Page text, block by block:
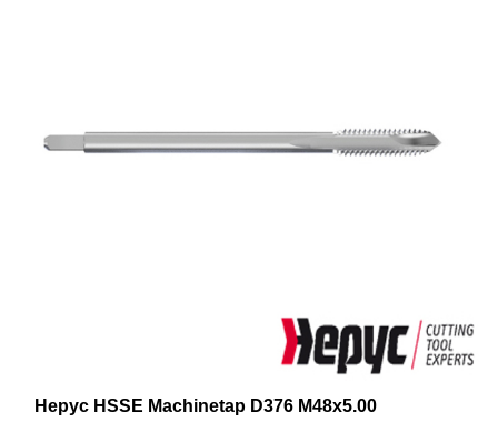
Hepyc HSSE Machinetap D376 M48x5.00